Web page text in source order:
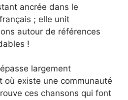
ancrée dans le
; elle unit
autour de références
!
largement
où existe une communauté
ces chansons qui font